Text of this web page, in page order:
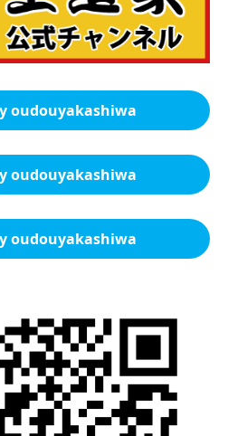
oudouyakashiwa
oudouyakashiwa
oudouyakashiwa